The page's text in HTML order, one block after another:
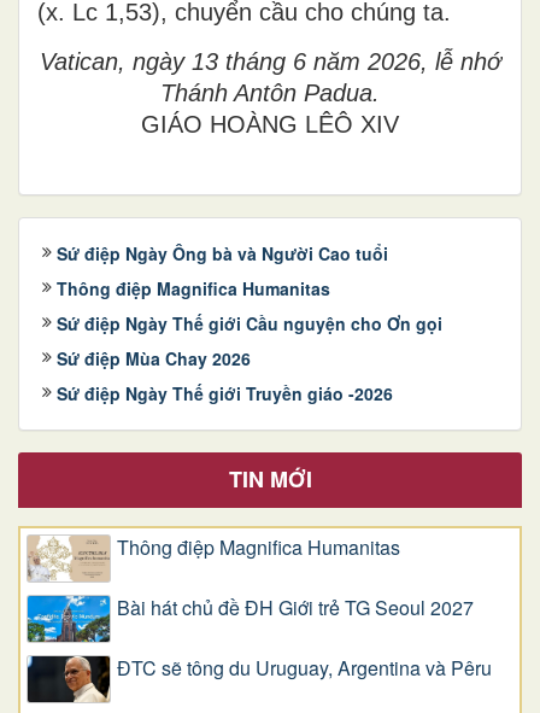
(x. Lc 1,53), chuyển cầu cho chúng ta.
Vatican, ngày 13 tháng 6 năm 2026, lễ nhớ
Thánh Antôn Padua.
GIÁO HOÀNG LÊÔ XIV
Sứ điệp Ngày Ông bà và Người Cao tuổi
Thông điệp Magnifica Humanitas
Sứ điệp Ngày Thế giới Cầu nguyện cho Ơn gọi
Sứ điệp Mùa Chay 2026
Sứ điệp Ngày Thế giới Truyền giáo -2026
TIN MỚI
Thông điệp Magnifica Humanitas
Bài hát chủ đề ĐH Giới trẻ TG Seoul 2027
ĐTC sẽ tông du Uruguay, Argentina và Pêru